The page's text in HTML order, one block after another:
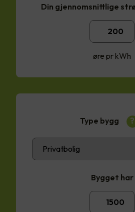
Din gjennomsnittlige
øre pr kWh
Type bygg ?
Bygget har